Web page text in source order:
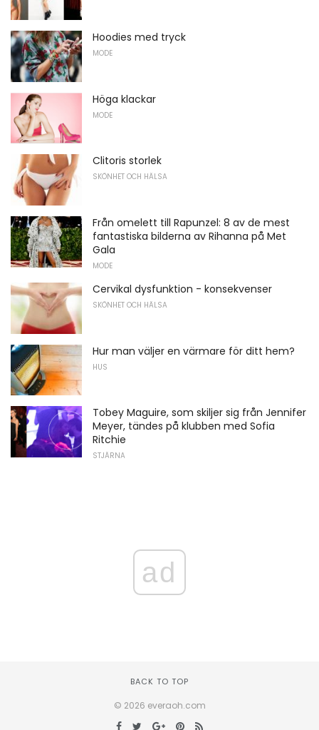
Hoodies med tryck
MODE
Höga klackar
MODE
Clitoris storlek
SKÖNHET OCH HÄLSA
Från omelett till Rapunzel: 8 av de mest
fantastiska bilderna av Rihanna på Met
Gala
MODE
Cervikal dysfunktion - konsekvenser
SKÖNHET OCH HÄLSA
Hur man väljer en värmare för ditt hem?
HUS
Tobey Maguire, som skiljer sig från Jennifer
Meyer, tändes på klubben med Sofia
Ritchie
STJÄRNA
ad
BACK TO TOP
© 2026 everaoh.com